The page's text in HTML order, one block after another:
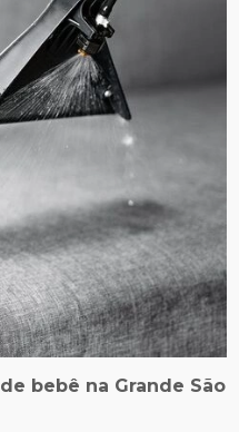
bebê na Grande São